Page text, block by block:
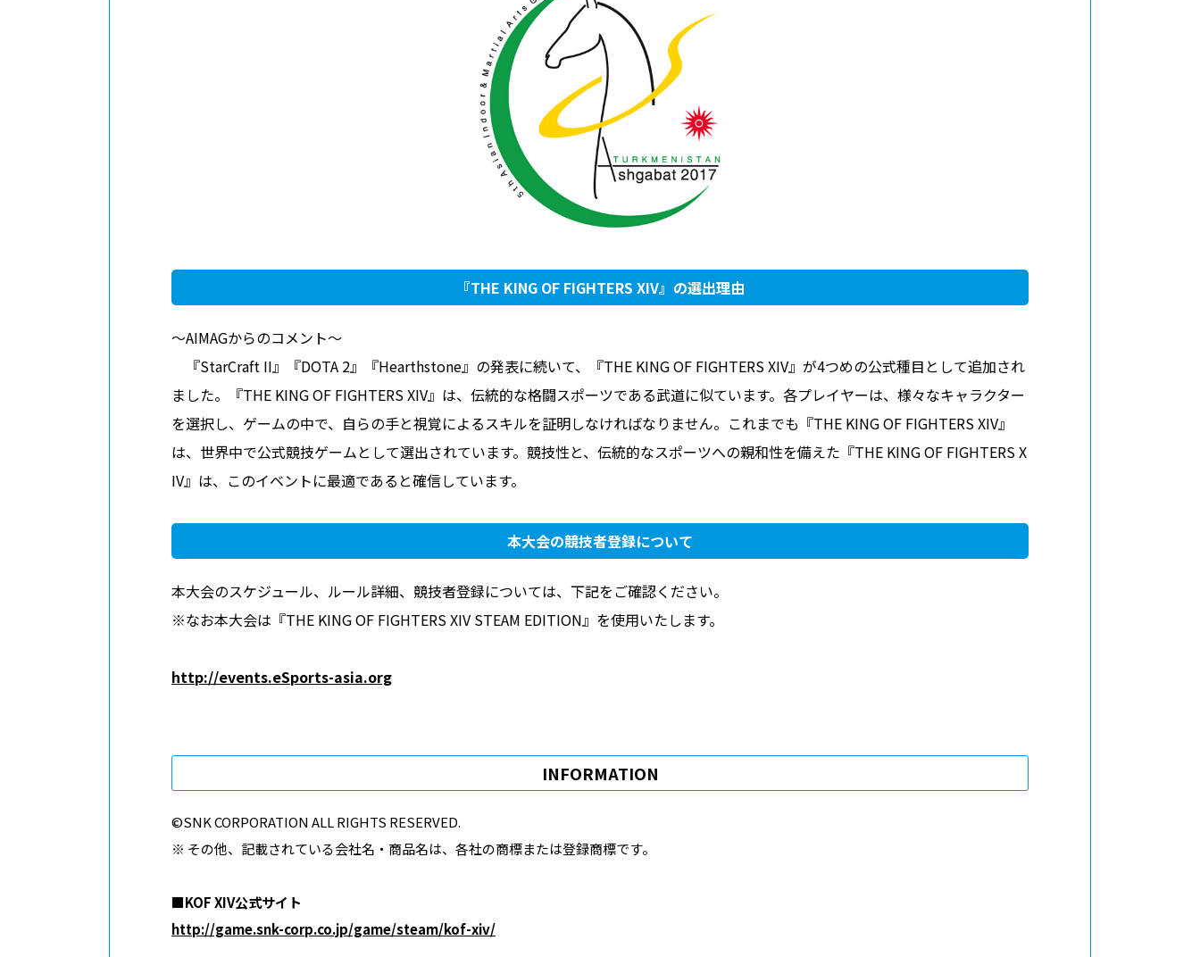
『THE KING OF FIGHTERS XIV』の選出理由
～AIMAGからのコメント～
『StarCraft II』『DOTA 2』『Hearthstone』の発表に続いて、『THE KING OF FIGHTERS XIV』が4つめの公式種目として追加され
ました。『THE KING OF FIGHTERS XIV』は、伝統的な格闘スポーツである武道に似ています。各プレイヤーは、様々なキャラクター
を選択し、ゲームの中で、自らの手と視覚によるスキルを証明しなければなりません。これまでも『THE KING OF FIGHTERS XIV』
は、世界中で公式競技ゲームとして選出されています。競技性と、伝統的なスポーツへの親和性を備えた『THE KING OF FIGHTERS X
IV』は、このイベントに最適であると確信しています。
本大会の競技者登録について
本大会のスケジュール、ルール詳細、競技者登録については、下記をご確認ください。
※なお本大会は『THE KING OF FIGHTERS XIV STEAM EDITION』を使用いたします。
http://events.eSports-asia.org
INFORMATION
©SNK CORPORATION ALL RIGHTS RESERVED.
※ その他、記載されている会社名・商品名は、各社の商標または登録商標です。
■KOF XIV公式サイト
http://game.snk-corp.co.jp/game/steam/kof-xiv/